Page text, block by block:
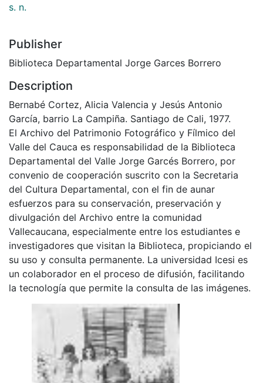
s. n.
Publisher
Biblioteca Departamental Jorge Garces Borrero
Description
Bernabé Cortez, Alicia Valencia y Jesús Antonio
García, barrio La Campiña. Santiago de Cali, 1977.
El Archivo del Patrimonio Fotográfico y Fílmico del
Valle del Cauca es responsabilidad de la Biblioteca
Departamental del Valle Jorge Garcés Borrero, por
convenio de cooperación suscrito con la Secretaria
del Cultura Departamental, con el fin de aunar
esfuerzos para su conservación, preservación y
divulgación del Archivo entre la comunidad
Vallecaucana, especialmente entre los estudiantes e
investigadores que visitan la Biblioteca, propiciando el
su uso y consulta permanente. La universidad Icesi es
un colaborador en el proceso de difusión, facilitando
la tecnología que permite la consulta de las imágenes.